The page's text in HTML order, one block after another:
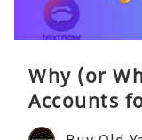
Why (or
Accounts